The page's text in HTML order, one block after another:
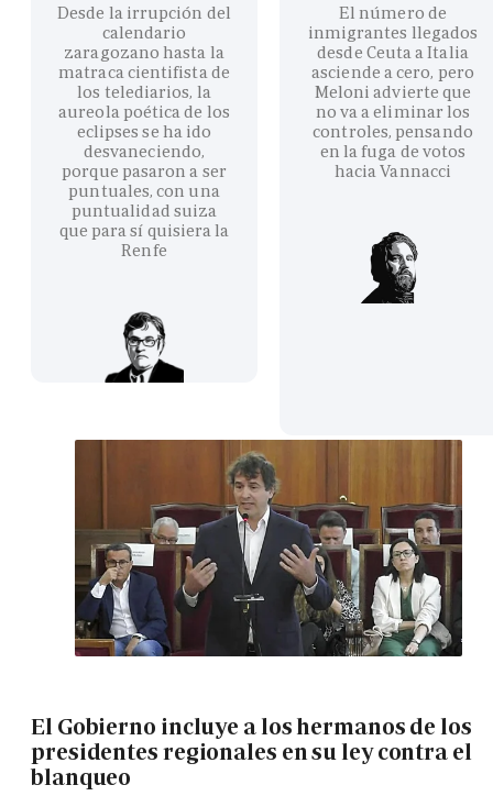
Desde la irrupción del
calendario
zaragozano hasta la
matraca cientifista de
los telediarios, la
aureola poética de los
eclipses se ha ido
desvaneciendo,
porque pasaron a ser
puntuales, con una
puntualidad suiza
que para sí quisiera la
Renfe
El número de
inmigrantes llegados
desde Ceuta a Italia
asciende a cero, pero
Meloni advierte que
no va a eliminar los
controles, pensando
en la fuga de votos
hacia Vannacci
El Gobierno incluye a los hermanos de los
presidentes regionales en su ley contra el
blanqueo